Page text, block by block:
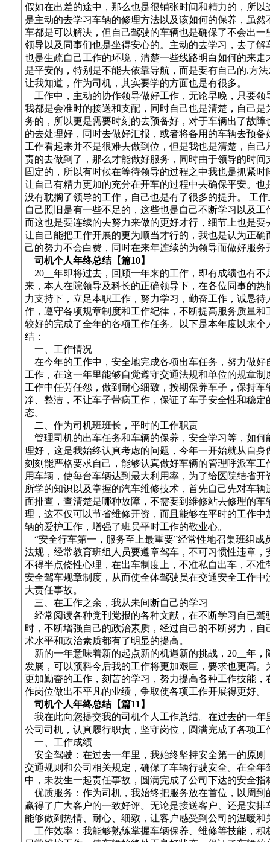
假如在出差的途中，那么也是很铺张时间和精力的，所以
是主动的去学习车辆的修理方法以及该如何的保养，虽然
车都是可以解决，但自己驾驶的车辆也是确保了不会出一
领导以及同事们也是坐得安心的。主动的去学习，去了解
也是生疏自己工作的环境，清楚一些线路明白如何的来走
是平安的，特别是不能去依靠导航，而是要有自己的.方
让我知道，作为司机，其实要学的方面也是有很多。
工作中，主动的协作领导做好工作，无论早晚，只要领
我都是会准时的接送和支配，同时自己也是清楚，自己是
务的，所以更是需要时刻的去预备好，对于车辆出了故障
的去处理好，同时去做好汇报，或者将备用的车辆去预备
工作看起来并不是很难去做到位，但是我也是清楚，自己
责的去做到了，那么才能做好服务，同时由于领导的时间
固定的，所以有时候在等待领导的过程之中我也是抓紧时
让自己有精力更加的充分在开车的过程中去确保平安。也
没有耽搁了领导的工作，自己也是有了很多的提升。 工
自己照旧是有一些不足的，这些也是自己不断学习以及工
而这也是要连续的去努力来做的更好才行，细节上也是要
让自己能把工作开展的更为顺当才行的，我也是认为正确
己的努力不会白费，同时在来年连续的为领导而做好服务
司机个人年终总结【篇10】
20__年即将过去，回顾一年来的工作，即有成绩也有不
来，本人在院领导及科长的正确领导下，在各位同事的热
力支持下，立足本职工作，努力学习，勤奋工作，诚恳待
作，遵守各项规章制度和工作纪律，不断提高服务质量和
较好的完成了全年的各项工作任务。以下是本年度以来个
结：
一、工作情况
在今年的工作中，安全地完成各项出车任务，努力做好
工作，在这一年里能够自觉遵守交通法规和单位的规章制
工作中任劳任怨，做到耐心细致，按期保养车子，保持车
净、整洁，不让车子带病工作，保证了车子安全性和稳定
态。
二、作为司机班班长，平时的工作职责
管理司机的出车任务和车辆的保养，安全学习等，如何
理好，这是我始终认真考虑的问题，今年一开始就从自身
刻刻能严格要求自己，能够认真做好车辆的管理呼派车工
用车辆，使每台车辆达到最大利用率，为了给医院结省开
所学的知识以及掌握的汽车维修技术，首先自己先对车辆
面排查，查清楚是哪种故障，不需要到维修站去修理的车
理，这不仅可以节省维修开资，而且能够在平时的工作中
辆的爱护工作，增强了班员平时工作的敬业心。
“安全行车第一，服务至上最重要”经常性地召集班组成
法规，经常教育班组人员要遵章驾车，不可习惯性违章，
不得半点侥性心理，在出车制度上，不准私自出车，不准
安全驾车规章制度，从而使全体驾驶员在交通安全工作中
大责任事故。
三、在工作之余，我从未间断自己的学习
经常阅读各种党刊党报的各种文献，在不断学习自已驾
时，不断增强自己的政治素质，经过自己的不断努力，自
术水平和政治素质都有了明显的提高。
新的一年意味着新的起点新的机遇新的挑战，20__年，
发展，可以预料今后我的工作将更加艰巨，要求也更高。
更加勤奋的工作，刻苦的学习，努力提高各种工作技能，
作岗位做出不平凡的业绩，争取使各项工作开展得更好。
司机个人年终总结【篇11】
我在此向您提交我的司机个人工作总结。在过去的一年
公司司机，认真履行职责，坚守岗位，圆满完成了各项工
一、工作成绩
安全驾驶：在过去一年里，我始终坚持安全第一的原则
交通规则和公司相关规定，确保了车辆行驶安全。在全年
中，未发生一起责任事故，圆满完成了公司下达的安全指
优质服务：作为司机，我始终把服务放在首位，以周到
赢得了广大客户的一致好评。无论是接送客户、还是安排
能够做到热情、耐心、细致，让客户感受到公司的温暖和
工作效率：我能够熟练掌握车辆保养、维修等技能，积